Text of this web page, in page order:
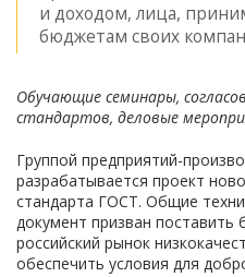
и доходом, лица,
бюджетам своих
Обучающие семинары,
стандартов, деловые
Группой предприятий-
разрабатывается проект
стандарта ГОСТ. Общие
документ призван поставить
российский рынок
обеспечить условия для